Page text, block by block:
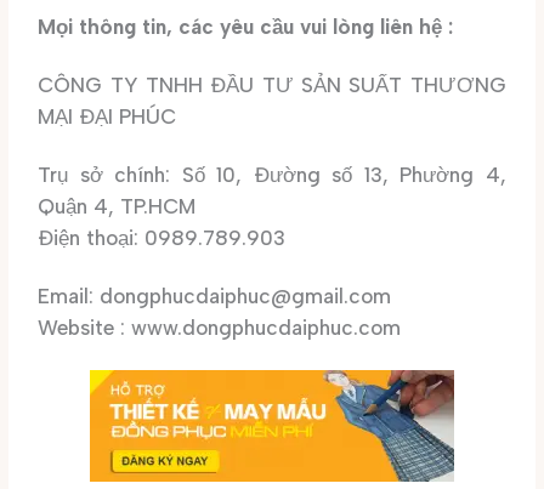
Mọi thông tin, các yêu cầu vui lòng liên hệ :
CÔNG TY TNHH ĐẦU TƯ SẢN SUẤT THƯƠNG
MẠI ĐẠI PHÚC
Trụ sở chính: Số 10, Đường số 13, Phường 4,
Quận 4, TP.HCM
Điện thoại: 0989.789.903
Email: dongphucdaiphuc@gmail.com
Website : www.dongphucdaiphuc.com